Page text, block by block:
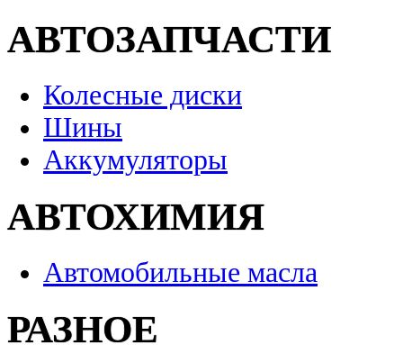
АВТОЗАПЧАСТИ
Колесные диски
Шины
Аккумуляторы
АВТОХИМИЯ
Автомобильные масла
РАЗНОЕ